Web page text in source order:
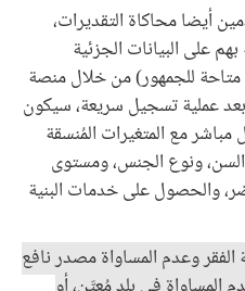
أيضا محاكاة التقديرات،
على البيانات الجزئية
متاحة للجمهور) من خلال منصة
عملية تسجيل سريعة، سيكون
مع المتغيرات المُنسقة
ونوع الجنس، ومستوى
والحصول على خدمات البنية
وعدم المساواة مصدر نافع